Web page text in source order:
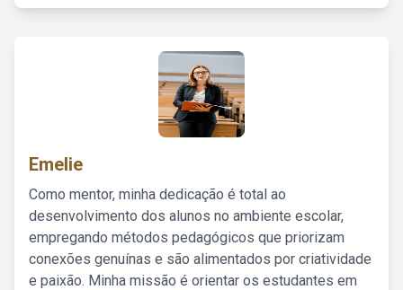
Emelie
Como mentor, minha dedicação é total ao
desenvolvimento dos alunos no ambiente escolar,
empregando métodos pedagógicos que priorizam
conexões genuínas e são alimentados por criatividade
e paixão. Minha missão é orientar os estudantes em